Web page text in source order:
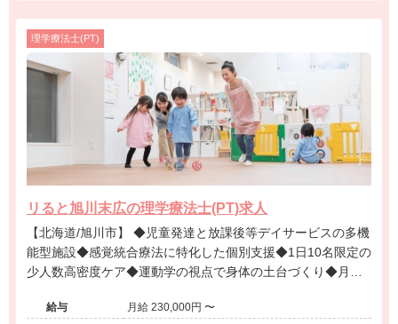
理学療法士(PT)
リると旭川末広の理学療法士(PT)求人
【北海道/旭川市】 ◆児童発達と放課後等デイサービスの多機
能型施設◆感覚統合療法に特化した個別支援◆1日10名限定の
少人数高密度ケア◆運動学の視点で身体の土台づくり◆月給
る風土◆退職金制度あり
給与
月給 230,000円 〜